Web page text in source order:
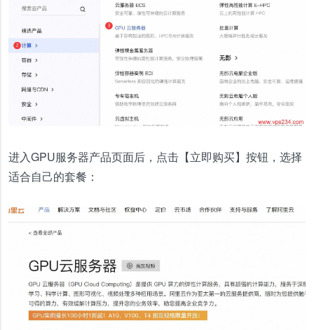
进入GPU服务器产品页面后，点击【立即购买】按钮，选择
适合自己的套餐：